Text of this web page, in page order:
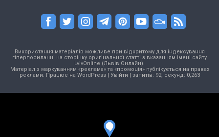
Використання матеріалів можливе при відкритому для індексування
гіперпосиланні на сторінку оригінальної статті з вказанням імені сайту
LvivOnline (Львів Онлайн).
Матеріал з маркуванням «реклама» та «промоція» публікується на правах
реклами. Працює на WordPress| Увійти | запитів: 92, секунд: 0,263